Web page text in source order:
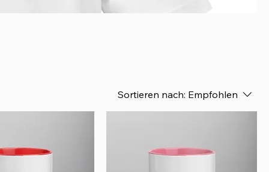
Sortieren nach: Empfohlen